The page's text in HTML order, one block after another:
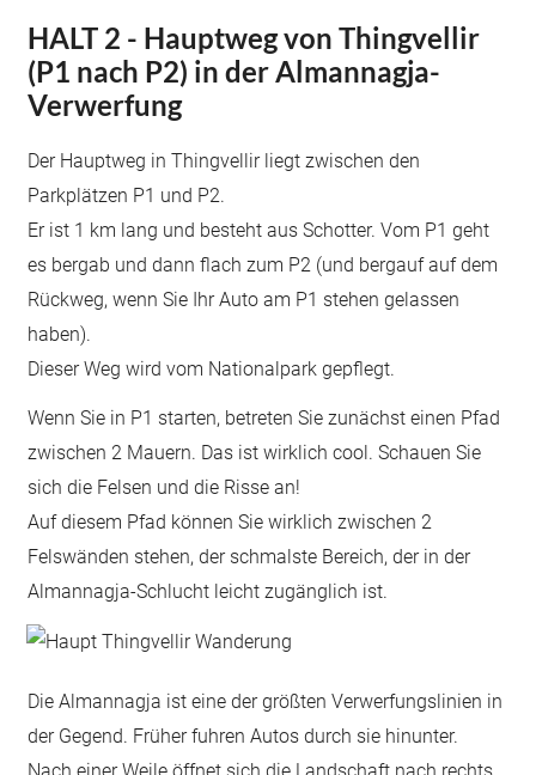
HALT 2 - Hauptweg von Thingvellir
(P1 nach P2) in der Almannagja-
Verwerfung
Der Hauptweg in Thingvellir liegt zwischen den
Parkplätzen P1 und P2.
Er ist 1 km lang und besteht aus Schotter. Vom P1 geht
es bergab und dann flach zum P2 (und bergauf auf dem
Rückweg, wenn Sie Ihr Auto am P1 stehen gelassen
haben).
Dieser Weg wird vom Nationalpark gepflegt.
Wenn Sie in P1 starten, betreten Sie zunächst einen Pfad
zwischen 2 Mauern. Das ist wirklich cool. Schauen Sie
sich die Felsen und die Risse an!
Auf diesem Pfad können Sie wirklich zwischen 2
Felswänden stehen, der schmalste Bereich, der in der
Almannagja-Schlucht leicht zugänglich ist.
Die Almannagja ist eine der größten Verwerfungslinien in
der Gegend. Früher fuhren Autos durch sie hinunter.
Nach einer Weile öffnet sich die Landschaft nach rechts